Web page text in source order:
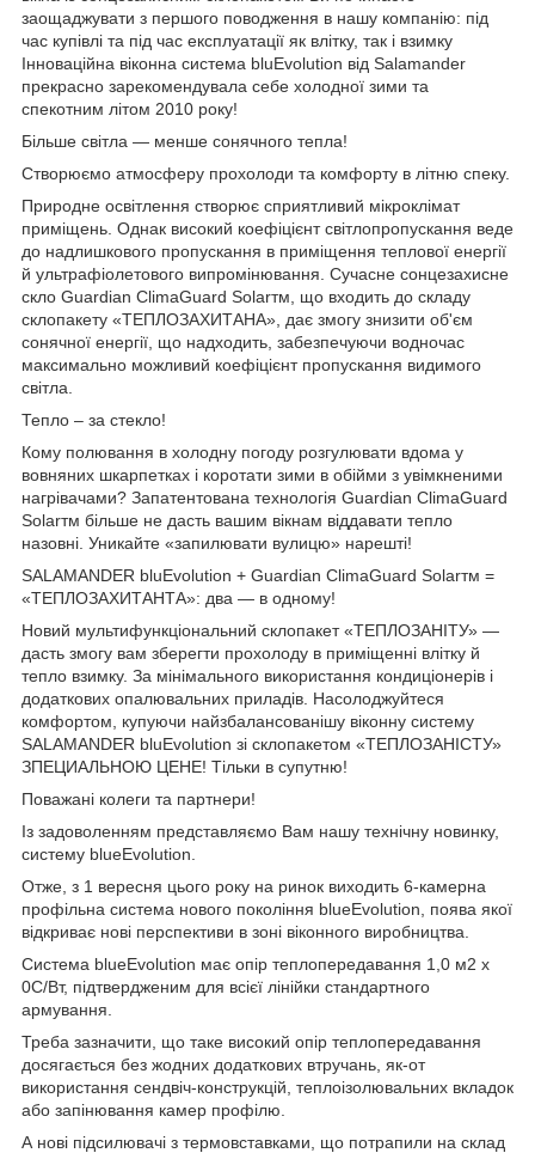
заощаджувати з першого поводження в нашу компанію: під
час купівлі та під час експлуатації як влітку, так і взимку
Інноваційна віконна система bluEvolution від Salamander
прекрасно зарекомендувала себе холодної зими та
спекотним літом 2010 року!
Більше світла — менше сонячного тепла!
Створюємо атмосферу прохолоди та комфорту в літню спеку.
Природне освітлення створює сприятливий мікроклімат
приміщень. Однак високий коефіцієнт світлопропускання веде
до надлишкового пропускання в приміщення теплової енергії
й ультрафіолетового випромінювання. Сучасне сонцезахисне
скло Guardian ClimaGuard Solarтм, що входить до складу
склопакету «ТЕПЛОЗАХИТАНА», дає змогу знизити об'єм
сонячної енергії, що надходить, забезпечуючи водночас
максимально можливий коефіцієнт пропускання видимого
світла.
Тепло – за стекло!
Кому полювання в холодну погоду розгулювати вдома у
вовняних шкарпетках і коротати зими в обійми з увімкненими
нагрівачами? Запатентована технологія Guardian ClimaGuard
Solarтм більше не дасть вашим вікнам віддавати тепло
назовні. Уникайте «запилювати вулицю» нарешті!
SALAMANDER bluEvolution + Guardian ClimaGuard Solarтм =
«ТЕПЛОЗАХИТАНТА»: два — в одному!
Новий мультифункціональний склопакет «ТЕПЛОЗАНІТУ» —
дасть змогу вам зберегти прохолоду в приміщенні влітку й
тепло взимку. За мінімального використання кондиціонерів і
додаткових опалювальних приладів. Насолоджуйтеся
комфортом, купуючи найзбалансованішу віконну систему
SALAMANDER bluEvolution зі склопакетом «ТЕПЛОЗАНІСТУ»
ЗПЕЦИАЛЬНОЮ ЦЕНЕ! Тільки в супутню!
Поважані колеги та партнери!
Із задоволенням представляємо Вам нашу технічну новинку,
систему blueEvolution.
Отже, з 1 вересня цього року на ринок виходить 6-камерна
профільна система нового покоління blueEvolution, поява якої
відкриває нові перспективи в зоні віконного виробництва.
Система blueEvolution має опір теплопередавання 1,0 м2 х
0С/Вт, підтвердженим для всієї лінійки стандартного
армування.
Треба зазначити, що таке високий опір теплопередавання
досягається без жодних додаткових втручань, як-от
використання сендвіч-конструкцій, теплоізолювальних вкладок
або запінювання камер профілю.
А нові підсилювачі з термовставками, що потрапили на склад